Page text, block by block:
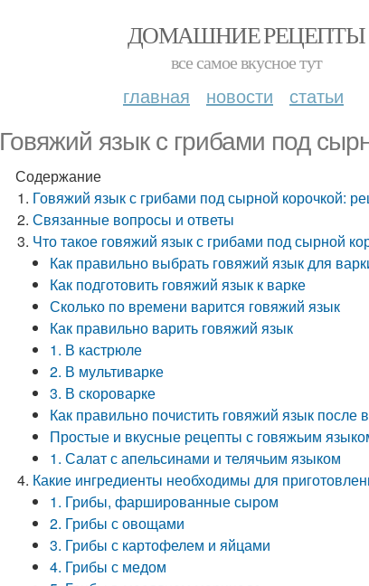
ДОМАШНИЕ РЕЦЕПТЫ
все самое вкусное тут
главная новости статьи
Говяжий язык с грибами под
Содержание
Говяжий язык с грибами под сырной корочкой:
Связанные вопросы и ответы
Что такое говяжий язык с грибами под сырной
Как правильно выбрать говяжий язык для
Как подготовить говяжий язык к варке
Сколько по времени варится говяжий язык
Как правильно варить говяжий язык
1. В кастрюле
2. В мультиварке
3. В скороварке
Как правильно почистить говяжий язык после
Простые и вкусные рецепты с говяжьим
1. Салат с апельсинами и телячьим языком
Какие ингредиенты необходимы для
1. Грибы, фаршированные сыром
2. Грибы с овощами
3. Грибы с картофелем и яйцами
4. Грибы с медом